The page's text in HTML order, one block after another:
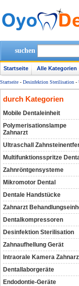
suchen
Startseite Alle Kategorien
Startseite - Desinfektion Sterilisation -
durch Kategorien
Mobile Dentaleinheit
Polymerisationslampe
Zahnarzt
Ultraschall
Multifunktionsspritze
Zahnröntgensysteme
Mikromotor Dental
Dentale Handstücke
Zahnarzt
Dentalkompressoren‎
Desinfektion Sterilisation
Zahnaufhellung Gerät
Intraorale Kamera
Dentallaborgeräte
Endodontie-Geräte